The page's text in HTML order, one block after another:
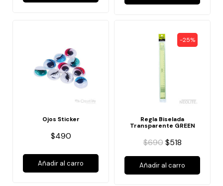
Ojos Sticker
$490
Añadir al carro
-25%
Regla Biselada
Transparente GREEN
$690 $518
Añadir al carro